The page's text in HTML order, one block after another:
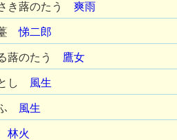
き蕗のたう 爽雨
薹悌二郎
蕗のたう 鷹女
し 風生
風生
林火